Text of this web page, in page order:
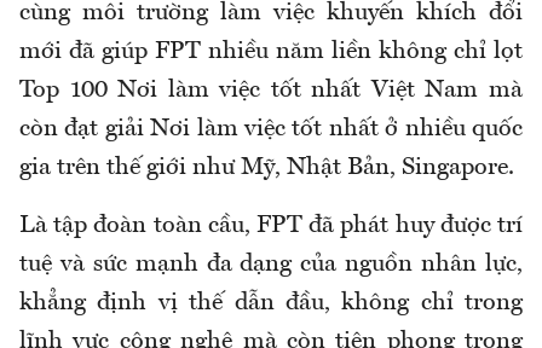
cùng môi trường làm việc khuyến khích đổi
mới đã giúp FPT nhiều năm liền không chỉ lọt
Top 100 Nơi làm việc tốt nhất Việt Nam mà
còn đạt giải Nơi làm việc tốt nhất ở nhiều quốc
gia trên thế giới như Mỹ, Nhật Bản, Singapore.
Là tập đoàn toàn cầu, FPT đã phát huy được trí
tuệ và sức mạnh đa dạng của nguồn nhân lực,
khẳng định vị thế dẫn đầu, không chỉ trong
lĩnh vực công nghệ mà còn tiên phong trong